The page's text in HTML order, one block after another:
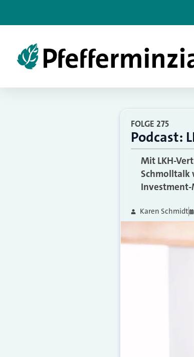
FOLGE 275
Podcast:
Mit LKH-
Schmolltalk
Investment-
Karen Schmidt